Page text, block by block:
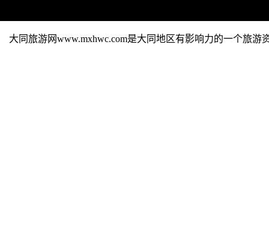
大同旅游网www.mxhwc.com是大同地区有影响力的一个旅